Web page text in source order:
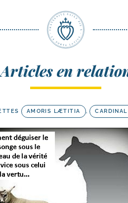
Articles en
AMORIS LÆTITIA ,